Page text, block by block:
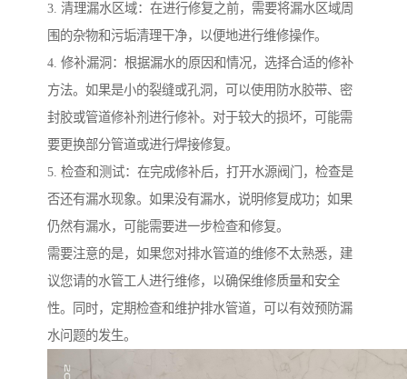
3. 清理漏水区域：在进行修复之前，需要将漏水区域周
围的杂物和污垢清理干净，以便地进行维修操作。
4. 修补漏洞：根据漏水的原因和情况，选择合适的修补
方法。如果是小的裂缝或孔洞，可以使用防水胶带、密
封胶或管道修补剂进行修补。对于较大的损坏，可能需
要更换部分管道或进行焊接修复。
5. 检查和测试：在完成修补后，打开水源阀门，检查是
否还有漏水现象。如果没有漏水，说明修复成功；如果
仍然有漏水，可能需要进一步检查和修复。
需要注意的是，如果您对排水管道的维修不太熟悉，建
议您请的水管工人进行维修，以确保维修质量和安全
性。同时，定期检查和维护排水管道，可以有效预防漏
水问题的发生。